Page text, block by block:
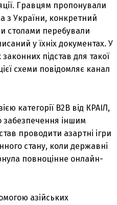
Гравцям пропонували
з України, конкретний
столами перебували
у їхніх документах. У
підстав для такої
схеми повідомляє канал
категорії B2B від КРАІЛ,
забезпечення іншим
проводити азартні ігри
стану, коли державні
повноцінне онлайн-
азійських